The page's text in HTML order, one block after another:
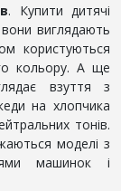
. Купити дитячі
виглядають
користуються
кольору. А ще
взуття з
на хлопчика
тонів.
моделі з
машинок і